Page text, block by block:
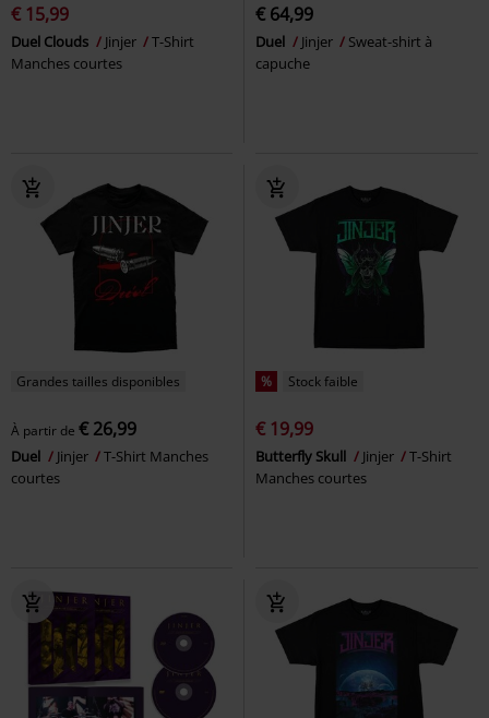
€ 15,99
Duel Clouds Jinjer
T-Shirt
Manches courtes
€ 64,99
Duel Jinjer
Sweat-shirt à
capuche
Grandes tailles disponibles
À partir de € 26,99
Duel Jinjer
T-Shirt Manches
courtes
% Stock faible
€ 19,99
Butterfly Skull Jinjer
T-Shirt
Manches courtes